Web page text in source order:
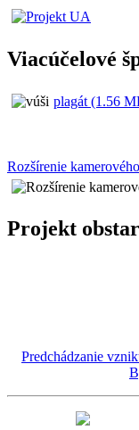
Viacúčelové
plagát (1.56
Rozšírenie
Projekt
Predchádzanie